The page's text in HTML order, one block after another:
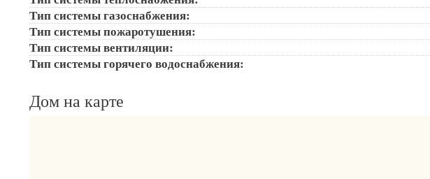
Тип системы газоснабжения:
Тип системы пожаротушения:
Тип системы вентиляции:
Тип системы горячего водоснабжения:
Дом на карте